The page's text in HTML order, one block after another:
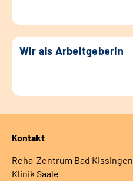
Wir als Arbeitgeberin
Kontakt
Reha-Zentrum Bad Kissingen
Klinik Saale